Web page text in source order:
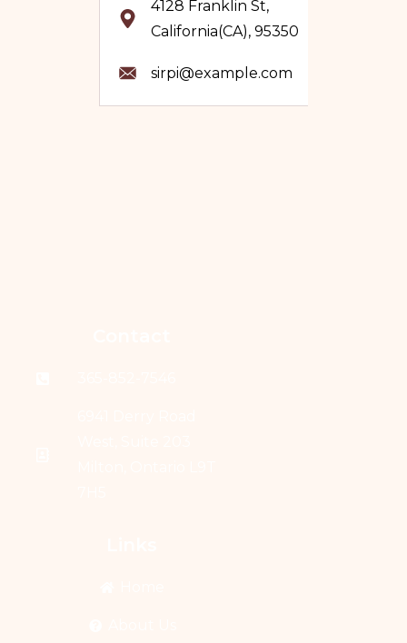
4128 Franklin St,
California(CA), 95350
sirpi@example.com